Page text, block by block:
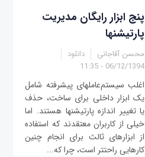
پنج ابزار رایگان مديريت
پارتيشن‎ها
محسن آقاجانی
دانلود
06/12/1394 - 11:35
اغلب سیستم‌عامل‎های پیشرفته شامل
یک ابزار داخلی برای ساخت، حذف
یا تغییر اندازه پارتيشن‎ها هستند. اما
خیلی از کاربران معتقدند که استفاده
از ابزارهای ثالث برای انجام چنین
کارهایی راحت‎تر است، چرا که...